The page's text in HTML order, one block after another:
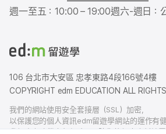
o
e
r
週一至五：10:00 – 19:00週六-週日：
106 台北市大安區 忠孝東路4段166號4樓
COPYRIGHT edm EDUCATION ALL
我們的網站使用安全套接層（SSL）加密，
以保護您的個人資訊edm留遊學網站的運作有
我們也有賠償責任保險，以防您的個人資料洩